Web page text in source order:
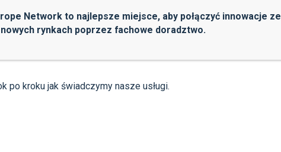
Network to najlepsze miejsce, aby połączyć innowacje ze
rynkach poprzez fachowe doradztwo.
po kroku jak świadczymy nasze usługi.